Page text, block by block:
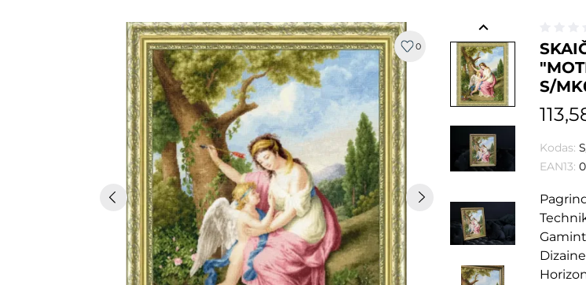
keyboard_arrow_left
0
S/
Kodas:
EAN13: